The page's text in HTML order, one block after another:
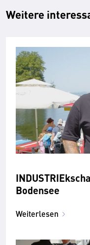
Weitere
Bodensee
Weiterlesen